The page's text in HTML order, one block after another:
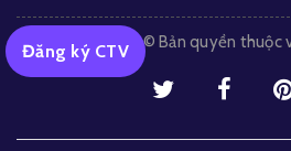
© Bản quyền thuộc
Đăng ký CTV